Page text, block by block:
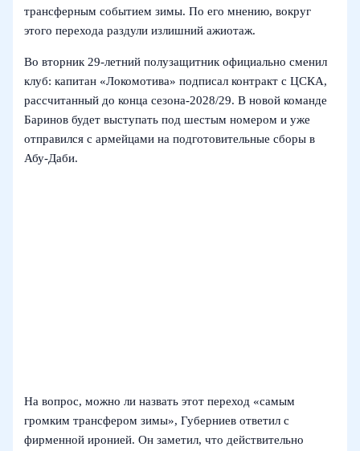
трансферным событием зимы. По его мнению, вокруг
этого перехода раздули излишний ажиотаж.
Во вторник 29‑летний полузащитник официально сменил
клуб: капитан «Локомотива» подписал контракт с ЦСКА,
рассчитанный до конца сезона‑2028/29. В новой команде
Баринов будет выступать под шестым номером и уже
отправился с армейцами на подготовительные сборы в
Абу‑Даби.
На вопрос, можно ли назвать этот переход «самым
громким трансфером зимы», Губерниев ответил с
фирменной иронией. Он заметил, что действительно